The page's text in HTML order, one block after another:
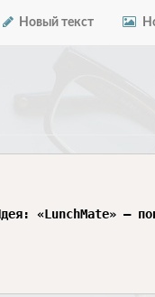
Новый текст
«LunchMate»